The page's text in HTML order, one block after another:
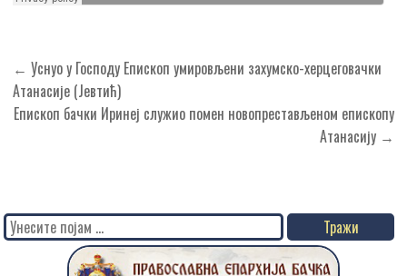
Кретање
чланка
← Уснуо у Господу Епископ умировљени захумско-херцеговачки
Атанасије (Јевтић)
Епископ бачки Иринеј служио помен новопрестављеном епископу
Атанасију →
Search
for: